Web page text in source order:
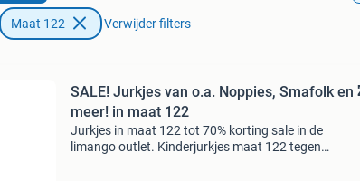
Maat 122 Verwijder filters
SALE! Jurkjes van o.a. Noppies, Smafolk en
meer! in maat 122
Jurkjes in maat 122 tot 70% korting sale in de
limango outlet. Kinderjurkjes maat 122 tegen